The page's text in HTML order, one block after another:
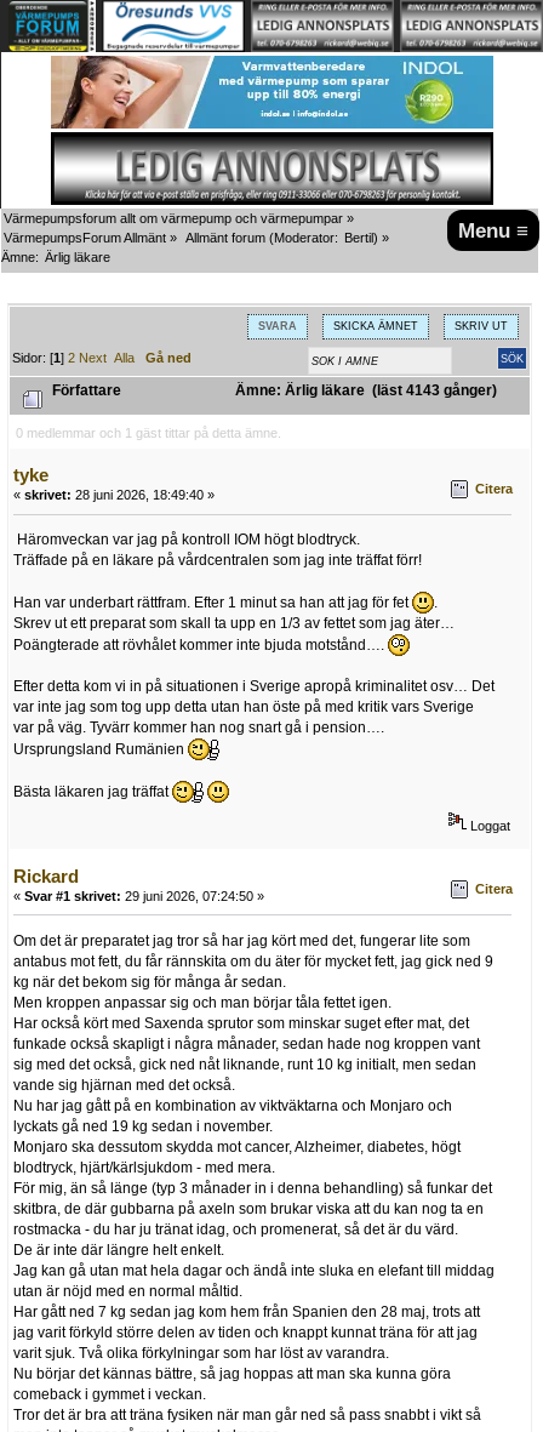
Menu ≡
Värmepumpsforum allt om värmepump och värmepumpar »
VärmepumpsForum Allmänt » Allmänt forum (Moderator: Bertil) »
Ämne: Ärlig läkare
SVARA SKICKA ÄMNET SKRIV UT
Sidor: [1]2 Next Alla Gå ned
Författare Ämne: Ärlig läkare (läst 4143 gånger)
0 medlemmar och 1 gäst tittar på detta ämne.
tyke
« skrivet: 28 juni 2026, 18:49:40 » Citera
Häromveckan var jag på kontroll IOM högt blodtryck.
Träffade på en läkare på vårdcentralen som jag inte träffat förr!
Han var underbart rättfram. Efter 1 minut sa han att jag för fet
.
Skrev ut ett preparat som skall ta upp en 1/3 av fettet som jag äter…
Poängterade att rövhålet kommer inte bjuda motstånd….
Efter detta kom vi in på situationen i Sverige apropå kriminalitet osv… Det
var inte jag som tog upp detta utan han öste på med kritik vars Sverige
var på väg. Tyvärr kommer han nog snart gå i pension….
Ursprungsland Rumänien
Bästa läkaren jag träffat
Loggat
Rickard
« Svar #1 skrivet: 29 juni 2026, 07:24:50 » Citera
Om det är preparatet jag tror så har jag kört med det, fungerar lite som
antabus mot fett, du får rännskita om du äter för mycket fett, jag gick ned 9
kg när det bekom sig för många år sedan.
Men kroppen anpassar sig och man börjar tåla fettet igen.
Har också kört med Saxenda sprutor som minskar suget efter mat, det
funkade också skapligt i några månader, sedan hade nog kroppen vant
sig med det också, gick ned nåt liknande, runt 10 kg initialt, men sedan
vande sig hjärnan med det också.
Nu har jag gått på en kombination av viktväktarna och Monjaro och
lyckats gå ned 19 kg sedan i november.
Monjaro ska dessutom skydda mot cancer, Alzheimer, diabetes, högt
blodtryck, hjärt/kärlsjukdom - med mera.
För mig, än så länge (typ 3 månader in i denna behandling) så funkar det
skitbra, de där gubbarna på axeln som brukar viska att du kan nog ta en
rostmacka - du har ju tränat idag, och promenerat, så det är du värd.
De är inte där längre helt enkelt.
Jag kan gå utan mat hela dagar och ändå inte sluka en elefant till middag
utan är nöjd med en normal måltid.
Har gått ned 7 kg sedan jag kom hem från Spanien den 28 maj, trots att
jag varit förkyld större delen av tiden och knappt kunnat träna för att jag
varit sjuk. Två olika förkylningar som har löst av varandra.
Nu börjar det kännas bättre, så jag hoppas att man ska kunna göra
comeback i gymmet i veckan.
Tror det är bra att träna fysiken när man går ned så pass snabbt i vikt så